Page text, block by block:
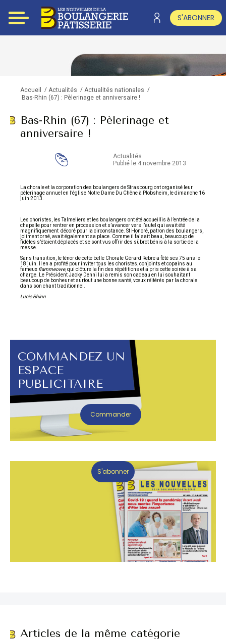
S'ABONNER
Accueil / Actualités / Actualités nationales /
Bas-Rhin (67) : Pèlerinage et anniversaire !
Bas-Rhin (67) : Pèlerinage et
anniversaire !
Actualités
Publié le 4 novembre 2013
La chorale et la corporation des boulangers de Strasbourg ont organisé leur
pèlerinage annuel en l’église Notre Dame Du Chêne à Plobsheim, le dimanche 16
juin 2013.
Les choristes, les Talmeliers et les boulangers ont été accueillis à l’entrée de la
chapelle pour rentrer en procession et s’avancer vers l’autel qui avait été
magnifiquement décoré pour la circonstance. St Honoré, patron des boulangers,
joliment orné, avait également sa place. Comme il faisait beau, beaucoup de
fidèles s’étaient déplacés et se sont vus offrir des sübrot bénis à la sortie de la
messe.
Sans transition, le ténor de cette belle Chorale Gérard Rebre a fêté ses 75 ans le
18 juin. Il en a profité pour inviter tous les choristes, conjoints et copains au
fameux flammeowe, qui clôture la fin des répétitions et a pris cette soirée à sa
charge. Le Président Jacky Denni lui a remis son cadeau en lui souhaitant
beaucoup de bonheur et surtout une bonne santé, vœux réitérés par la chorale
dans son chant traditionnel.
Lucie Rhinn
COMMANDEZ UN
ESPACE
PUBLICITAIRE
Commander
S'abonner
Articles de la même catégorie